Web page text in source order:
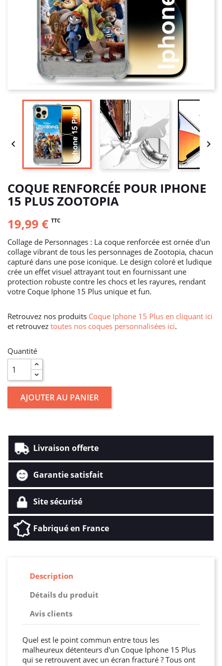
 
COQUE RENFORCÉE POUR IPHONE
15 PLUS ZOOTOPIA
19,99 € TTC
Collage de Personnages : La coque renforcée est ornée d'un
collage vibrant de tous les personnages de Zootopia, chacun
capturé dans une pose iconique. Le design coloré et ludique
crée un effet visuel attrayant tout en fournissant une
protection robuste contre les chocs et les rayures, rendant
votre Coque Iphone 15 Plus unique et fun.
Retrouvez nos produits Coque Iphone 15 Plus en cliquant ici
et retrouvez toutes nos coques personnalisées ici.
Quantité
AJOUTER AU PANIER
Livraison offerte
Garantie satisfait
Site sécurisé
Fabriqué en France
Description
Détails du produit
Avis clients
Quel est le point commun entre tous les
malheureux détenteurs d'un Coque Iphone 15 Plus
qui se retrouvent avec un écran fracturé ? Tous ont